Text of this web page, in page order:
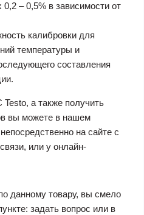
– 0,5% в зависимости от
калибровки для
температуры и
составления
Testo, а также получить
вы можете в нашем
на сайте с
или у онлайн-
данному товару, вы смело
задать вопрос или в